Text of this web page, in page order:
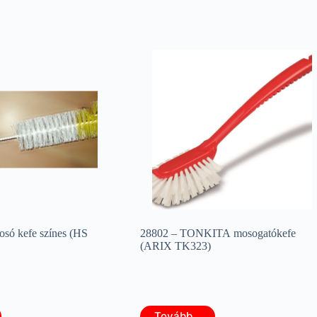
kefe színes (HS
28802 – TONKITA mosogatókefe
(ARIX TK323)